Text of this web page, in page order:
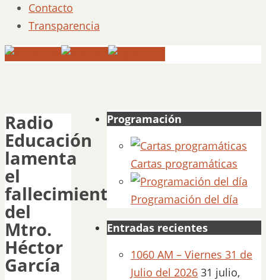
Contacto
Transparencia
Radio
Educación
lamenta
el
fallecimiento
del
Mtro.
Héctor
García
Programación
Cartas programáticas
Programación del día
Entradas recientes
1060 AM – Viernes 31 de
Julio del 2026 31 julio,